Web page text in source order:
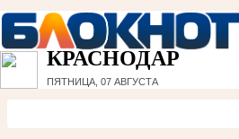
КРАСНОДАР
ПЯТНИЦА, 07 АВГУСТА